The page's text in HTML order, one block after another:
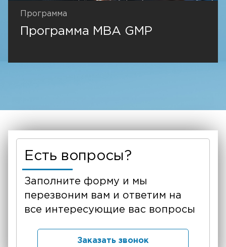
Программа
Программа MBA GMP
Есть вопросы?
Заполните форму и мы
перезвоним вам и ответим на
все интересующие вас вопросы
Заказать звонок